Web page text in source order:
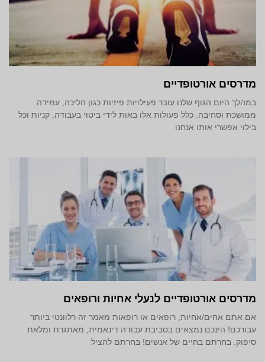
מדרסים אורטופדיים
במהלך היום הגוף שלנו עובר פעילויות פיזיות כגון הליכה, עמידה
ממושכת וסחיבה. כלל פעולות אלו באות לידי ביטוי בעבודה, קניות וכל
בילוי אפשרי אותו אנחנו
מדרסים אורטופדיים לנעלי אחיות ורופאים
אם אתם אחים/אחיות, רופאים או רופאות מאמר זה רלוונטי ביותר
עבורכם! הינכם נמצאים בסביבת עבודה דינאמית, מאתגרת ומלאת
סיפוק. בחרתם בחיים של אנשים! בחרתם להציל